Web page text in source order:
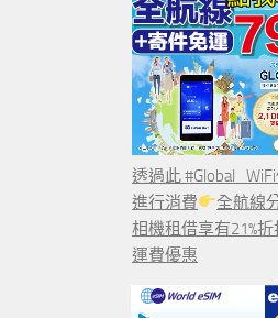
透過此
進行消費
全航線
相機租借享有21%
運費優惠